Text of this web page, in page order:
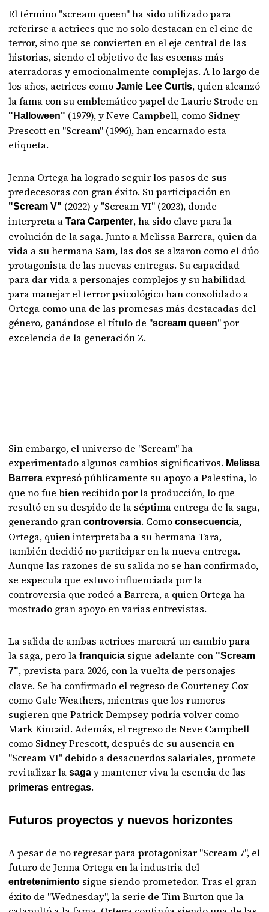
El término "scream queen" ha sido utilizado para
referirse a actrices que no solo destacan en el cine de
terror, sino que se convierten en el eje central de las
historias, siendo el objetivo de las escenas más
aterradoras y emocionalmente complejas. A lo largo de
los años, actrices comoJamie Lee Curtis, quien alcanzó
la fama con su emblemático papel de Laurie Strode en
"Halloween" (1979), y Neve Campbell, como Sidney
Prescott en "Scream" (1996), han encarnado esta
etiqueta.
Jenna Ortega ha logrado seguir los pasos de sus
predecesoras con gran éxito. Su participación en
"Scream V" (2022) y "Scream VI" (2023), donde
interpreta aTara Carpenter, ha sido clave para la
evolución de la saga. Junto a Melissa Barrera, quien da
vida a su hermana Sam, las dos se alzaron como el dúo
protagonista de las nuevas entregas. Su capacidad
para dar vida a personajes complejos y su habilidad
para manejar el terror psicológico han consolidado a
Ortega como una de las promesas más destacadas del
género, ganándose el título de "scream queen" por
excelencia de la generación Z.
Sin embargo, el universo de "Scream" ha
experimentado algunos cambios significativos. Melissa
Barrera expresó públicamente su apoyo a Palestina, lo
que no fue bien recibido por la producción, lo que
resultó en su despido de la séptima entrega de la saga,
generando grancontroversia. Comoconsecuencia,
Ortega, quien interpretaba a su hermana Tara,
también decidió no participar en la nueva entrega.
Aunque las razones de su salida no se han confirmado,
se especula que estuvo influenciada por la
controversia que rodeó a Barrera, a quien Ortega ha
mostrado gran apoyo en varias entrevistas.
La salida de ambas actrices marcará un cambio para
la saga, pero lafranquicia sigue adelante con "Scream
7", prevista para 2026, con la vuelta de personajes
clave. Se ha confirmado el regreso de Courteney Cox
como Gale Weathers, mientras que los rumores
sugieren que Patrick Dempsey podría volver como
Mark Kincaid. Además, el regreso de Neve Campbell
como Sidney Prescott, después de su ausencia en
"Scream VI" debido a desacuerdos salariales, promete
revitalizar lasagay mantener viva la esencia de las
primeras entregas.
Futuros proyectos y nuevos horizontes
A pesar de no regresar para protagonizar "Scream 7", el
futuro de Jenna Ortega en la industria del
entretenimiento sigue siendo prometedor. Tras el gran
éxito de "Wednesday", la serie de Tim Burton que la